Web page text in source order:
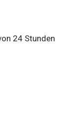
24 Stunden